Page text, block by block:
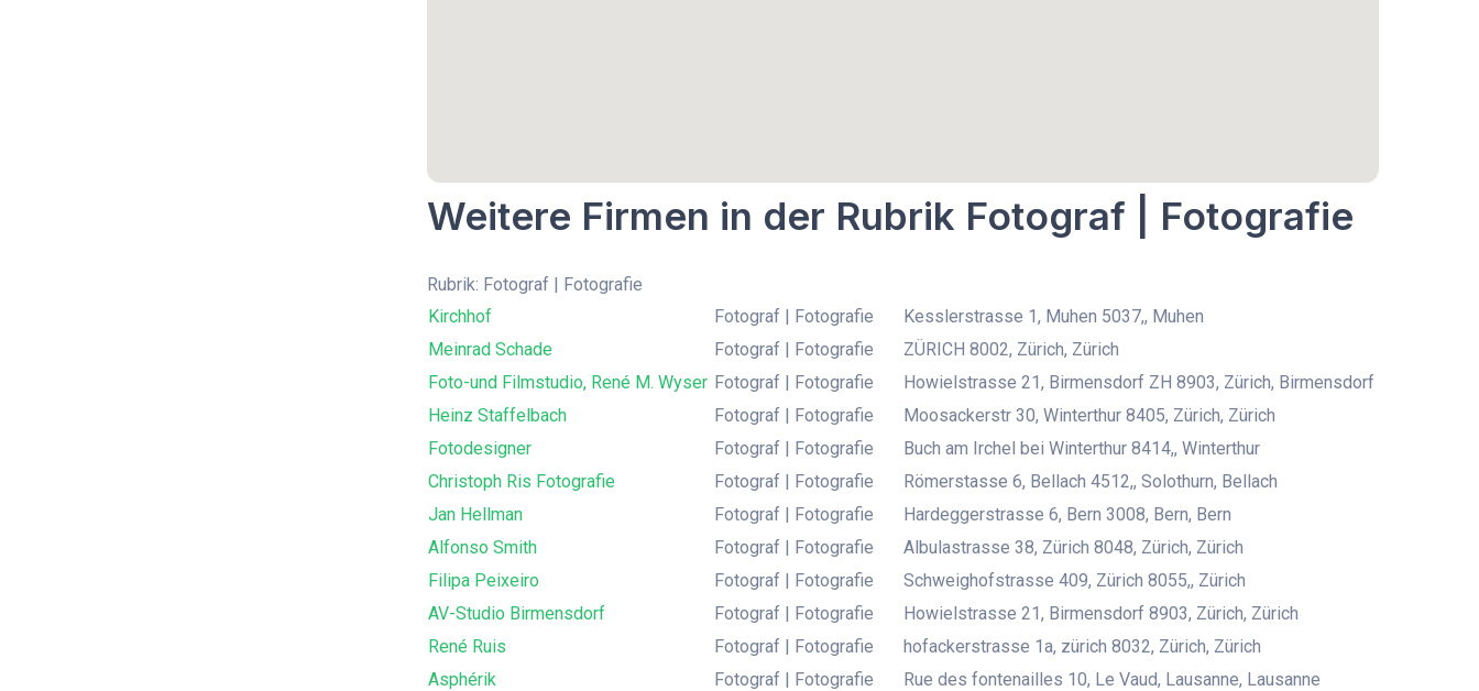
Weitere Firmen in der Rubrik Fotograf | Fotografie
Rubrik: Fotograf | Fotografie
Kirchhof
Fotograf | Fotografie
Kesslerstrasse 1, Muhen 5037,, Muhen
Meinrad Schade
Fotograf | Fotografie
ZÜRICH 8002, Zürich, Zürich
Foto-und Filmstudio, René M. Wyser Fotograf | Fotografie
Howielstrasse 21, Birmensdorf ZH 8903, Zürich, Birmensdorf
Heinz Staffelbach
Fotograf | Fotografie
Moosackerstr 30, Winterthur 8405, Zürich, Zürich
Fotodesigner
Fotograf | Fotografie
Buch am Irchel bei Winterthur 8414,, Winterthur
Christoph Ris Fotografie
Fotograf | Fotografie
Römerstasse 6, Bellach 4512,, Solothurn, Bellach
Jan Hellman
Fotograf | Fotografie
Hardeggerstrasse 6, Bern 3008, Bern, Bern
Alfonso Smith
Fotograf | Fotografie
Albulastrasse 38, Zürich 8048, Zürich, Zürich
Filipa Peixeiro
Fotograf | Fotografie
Schweighofstrasse 409, Zürich 8055,, Zürich
AV-Studio Birmensdorf
Fotograf | Fotografie
Howielstrasse 21, Birmensdorf 8903, Zürich, Zürich
René Ruis
Fotograf | Fotografie
hofackerstrasse 1a, zürich 8032, Zürich, Zürich
Asphérik
Fotograf | Fotografie
Rue des fontenailles 10, Le Vaud, Lausanne, Lausanne